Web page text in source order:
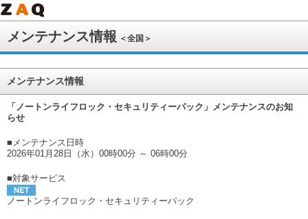
メンテナンス情報 ＜全国＞
メンテナンス情報
「ノートンライフロック・セキュリティーパック」メンテナンスのお知
らせ
■メンテナンス日時
2026年01月28日（水）00時00分 ～ 06時00分
■対象サービス
ノートンライフロック・セキュリティーパック